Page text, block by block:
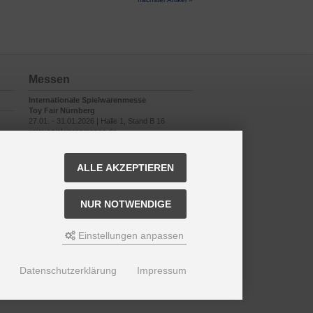
Messen
Internationale Spielwarenmesse
Toy Fair Nürnberg
27.01. - 31.01.2026 | Halle 1, Stand B 16
www.spielwarenmesse.de
ALLE AKZEPTIEREN
NUR NOTWENDIGE
Einstellungen anpassen
Datenschutzerklärung Impressum